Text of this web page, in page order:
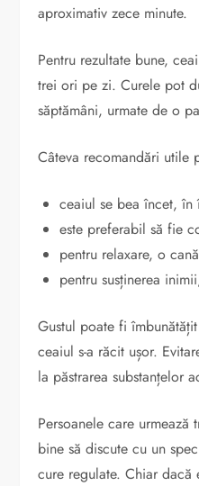
aproximativ zece minute.
Pentru rezultate bune,
trei ori pe zi. Curele pot
săptămâni, urmate de o
Câteva recomandări utile
ceaiul se bea încet,
este preferabil să fie
pentru relaxare, o
pentru susținerea
Gustul poate fi
ceaiul s-a răcit ușor.
la păstrarea substanțelor
Persoanele care urmează
bine să discute cu un
cure regulate. Chiar dacă